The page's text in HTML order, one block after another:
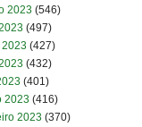
2023 (546)
(497)
(427)
(432)
(401)
2023 (416)
2023 (370)